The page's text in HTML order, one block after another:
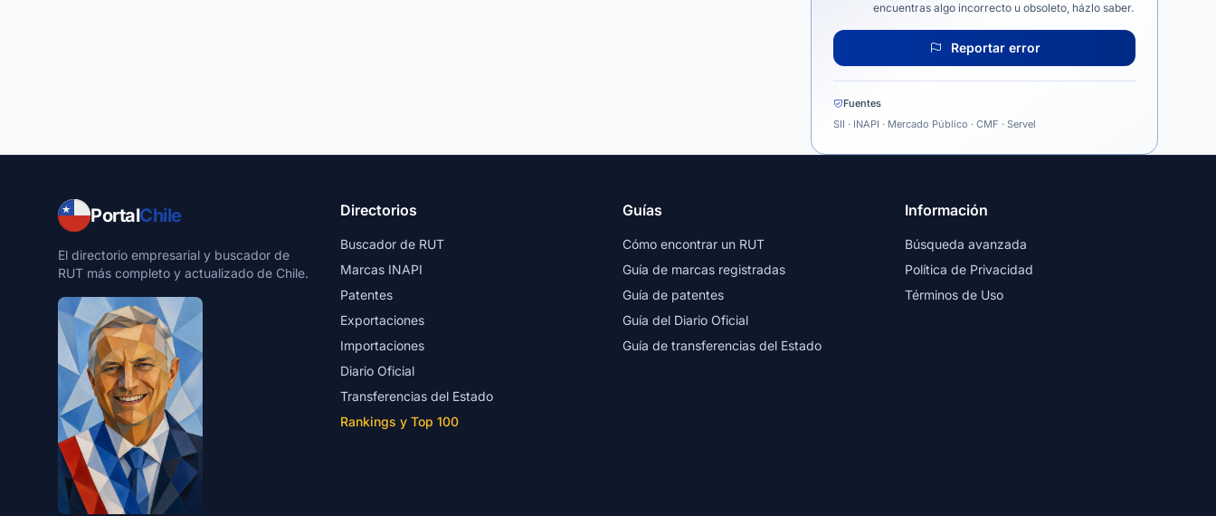
encuentras algo incorrecto u obsoleto, házlo saber.
Reportar error
Fuentes
SII · INAPI · Mercado Público · CMF · Servel
PortalChile
El directorio empresarial y buscador de
RUT más completo y actualizado de Chile.
Directorios
Buscador de RUT
Marcas INAPI
Patentes
Exportaciones
Importaciones
Diario Oficial
Transferencias del Estado
Rankings y Top 100
Guías
Cómo encontrar un RUT
Guía de marcas registradas
Guía de patentes
Guía del Diario Oficial
Guía de transferencias del Estado
Información
Búsqueda avanzada
Política de Privacidad
Términos de Uso